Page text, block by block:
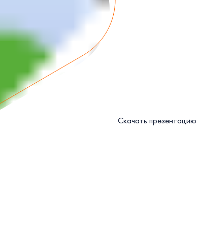
Скачать презентацию